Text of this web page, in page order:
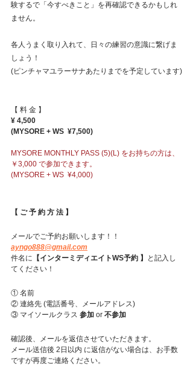
験するで「今すべきこと」を再確認できるかもしれ
ません。
各人うまく取り入れて、日々の練習の意識に繋げま
しょう！
(ピンチャマユラーサナあたりまでを予定しています)
【 料 金 】
¥ 4,500
(MYSORE + WS  ¥7,500)
MYSORE MONTHLY PASS (5)(L) をお持ちの方は、
￥3,000 で参加できます。
(MYSORE + WS  ¥4,000)
【 ご 予 約 方 法 】
メールでご予約お願いします！！
ayngo888@gmail.com
件名に 【インターミディエイトWS予約 】
と記入し
てください！
① 名前
② 連絡先 (電話番号、メールアドレス)
③ マイソールクラス 参加 or 不参加
確認後、メールを返信させていただきます。
メール送信後 2日以内 に返信がない場合は、お手数
ですが再度ご連絡ください。